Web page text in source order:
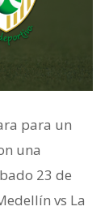
para un
una
23 de
vs La